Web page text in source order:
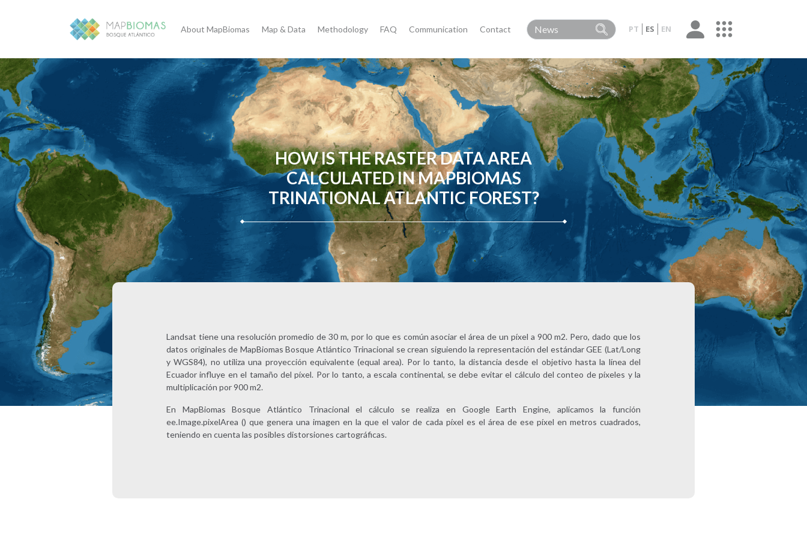
About MapBiomas Map & Data Methodology FAQ Communication Contact PT ES EN
HOW IS THE RASTER DATA AREA
CALCULATED IN MAPBIOMAS
TRINATIONAL ATLANTIC FOREST?
Landsat tiene una resolución promedio de 30 m, por lo que es común asociar el área de un píxel a 900 m2. Pero, dado que los
datos originales de MapBiomas Bosque Atlántico Trinacional se crean siguiendo la representación del estándar GEE (Lat/Long
y WGS84), no utiliza una proyección equivalente (equal area). Por lo tanto, la distancia desde el objetivo hasta la línea del
Ecuador influye en el tamaño del píxel. Por lo tanto, a escala continental, se debe evitar el cálculo del conteo de píxeles y la
multiplicación por 900 m2.
En MapBiomas Bosque Atlántico Trinacional el cálculo se realiza en Google Earth Engine, aplicamos la función
ee.Image.pixelArea () que genera una imagen en la que el valor de cada píxel es el área de ese píxel en metros cuadrados,
teniendo en cuenta las posibles distorsiones cartográficas.